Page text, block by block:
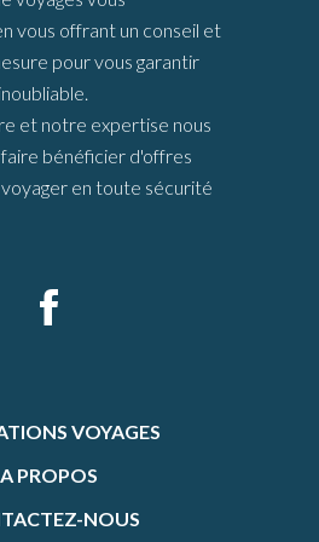
vous offrant un conseil et
pour vous garantir
et notre expertise nous
bénéficier d'offres
en toute sécurité
VOYAGES
A PROPOS
NOUS